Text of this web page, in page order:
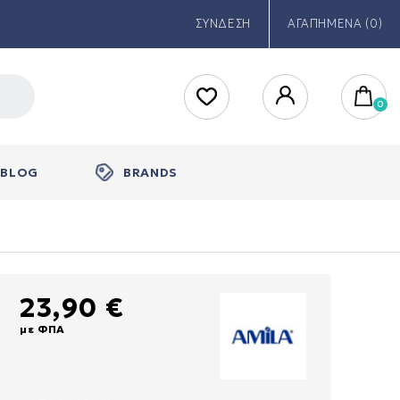
ΣΥΝΔΕΣΗ ΑΓΑΠΗΜΕΝΑ (0)
BLOG BRANDS
23,90 €
με ΦΠΑ